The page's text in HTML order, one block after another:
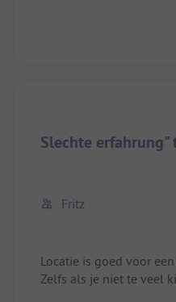
Als je iets wil eten in
doen, die sluit om 20u.
Slechte erfahrung"
Fritz
Locatie is goed voor
Zelfs als je niet te veel